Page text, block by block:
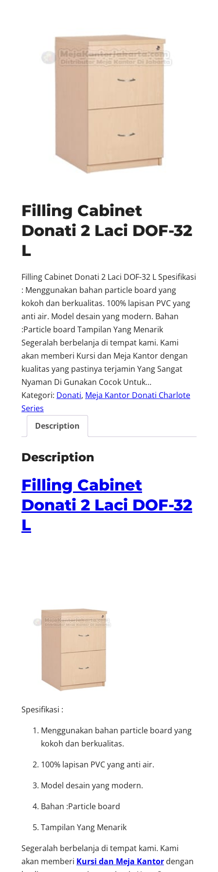
Filling Cabinet
Donati 2 Laci DOF-32
L
Filling Cabinet Donati 2 Laci DOF-32 L Spesifikasi
: Menggunakan bahan particle board yang
kokoh dan berkualitas. 100% lapisan PVC yang
anti air. Model desain yang modern. Bahan
:Particle board Tampilan Yang Menarik
Segeralah berbelanja di tempat kami. Kami
akan memberi Kursi dan Meja Kantor dengan
kualitas yang pastinya terjamin Yang Sangat
Nyaman Di Gunakan Cocok Untuk…
Kategori: Donati, Meja Kantor Donati Charlote
Series
Description
Description
Filling Cabinet
Donati 2 Laci DOF-32
L
Spesifikasi :
Menggunakan bahan particle board yang
kokoh dan berkualitas.
100% lapisan PVC yang anti air.
Model desain yang modern.
Bahan :Particle board
Tampilan Yang Menarik
Segeralah berbelanja di tempat kami. Kami
akan memberi Kursi dan Meja Kantor dengan